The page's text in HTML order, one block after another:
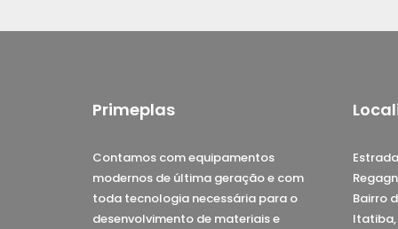
Primeplas
Contamos com equipamentos
modernos de última geração e com
toda tecnologia necessária para o
desenvolvimento de materiais e
Bairro
Itatiba,